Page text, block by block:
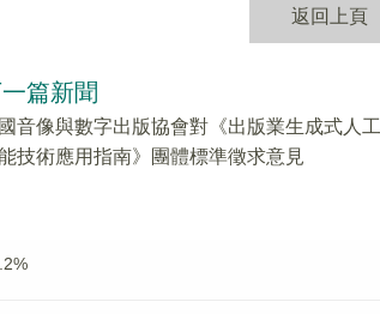
返回上頁
篇新聞
音像與數字出版協會對《出版業生成式人工
技術應用指南》團體標準徵求意見